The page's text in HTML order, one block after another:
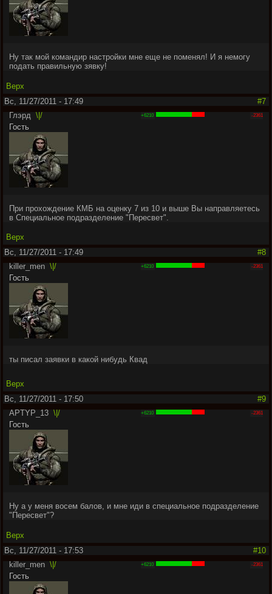
Ну так мой командир настройки мне еще не поменял! И я немогу
подать правильную зявку!
Верх
Вс, 11/27/2011 - 17:49
#7
Глэрд \|/
Гость
+6210 -2361
При прохождение КМБ на оценку 7 из 10 и выше Вы направляетесь
в Специальное подразделение "Пересвет".
Верх
Вс, 11/27/2011 - 17:49
#8
killer_men \|/
Гость
+6210 -2361
ты писал заявки в какой нибудь Квад
Верх
Вс, 11/27/2011 - 17:50
#9
APTYP_13 \|/
Гость
+6210 -2361
Ну а у меня восем балов, и мне иди в специальное подразделение
"Пересвет"?
Верх
Вс, 11/27/2011 - 17:53
#10
killer_men \|/
Гость
+6210 -2361